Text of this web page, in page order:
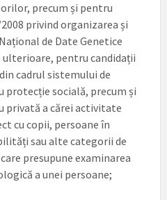
precum și pentru
privind organizarea și
de Date Genetice
pentru candidații
cadrul sistemului de
protecție socială, precum și
privată a cărei activitate
cu copii, persoane în
sau alte categorii de
presupune examinarea
a unei persoane;